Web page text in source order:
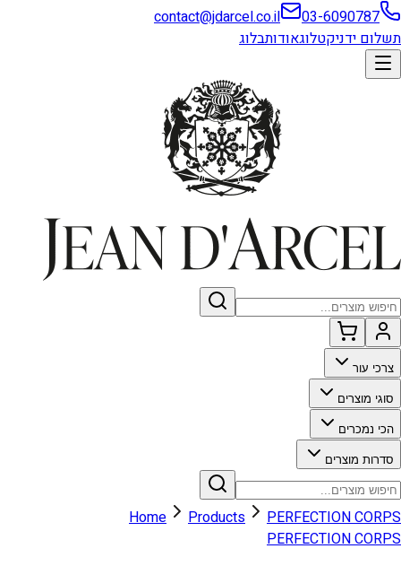
03-6090787
contact@jdarcel.co.il
תשלום ידניקטלוגאודותבלוג
צרכי עור
סוגי מוצרים
הכי נמכרים
סדרות מוצרים
Home Products
PERFECTION CORPS
PERFECTION CORPS